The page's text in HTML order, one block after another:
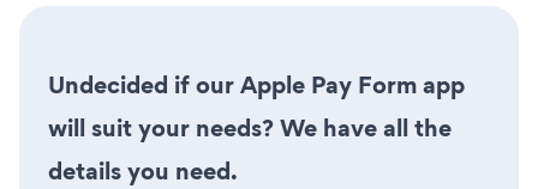
Undecided if our Apple Pay Form app
will suit your needs? We have all the
details you need.